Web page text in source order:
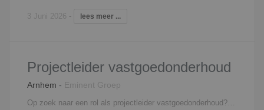
3 Juni 2026 - lees meer ...
Projectleider vastgoedonderhoud
Arnhem - Eminent Groep
Op zoek naar een rol als projectleider vastgoedonderhoud? Wij zijn op zoek naar een persoon die voor 90% direct ingezet kan worden! Als projectleider bij deze fijne organisatie heb je een veelzijdige en uitdagende rol. Je bent van begin tot eind betrokken, leidt de bouwprojecten in goede banen om deze vervolgens vlekkeloos af te kunnen ronden. Bij de start van het project leg jij dé basis voor een optimale voorbereiding en realisatie van de projecten. Je zal bij de grote projecten ondersteunt worden door een vaste werkvoorbereider- calculator. Zo nu en dan pak jij ook wat van deze werkzaamheden erbij. Je krijgt de verantwoordelijk voor de inkoop en het contracteren van onderaannemers. Alles met het doel: het bevorderen van de kwaliteit en duurzaamheid van vastgoedonderhoud en tevreden stakeholders. Met jouw werkzaamheden én die van je directe collega, ben je constant administratief en communicatief bezig om zo de klanten op het gebied van onderhoud aan bestaand vastgoed te ontzorgen. Interesse? Neem contact op met Anneloes Rabel, 06 - 18 73 33 45,